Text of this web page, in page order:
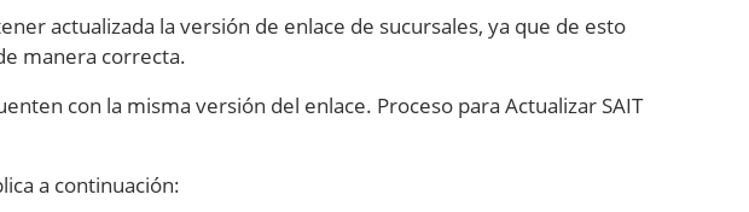
actualizada la versión de enlace de sucursales, ya que de esto
manera correcta.
con la misma versión del enlace. Proceso para Actualizar SAIT
a continuación: